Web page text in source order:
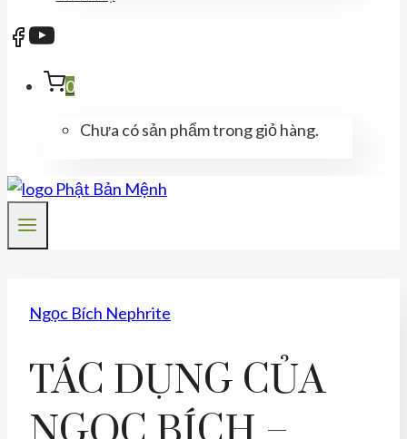
0
Chưa có sản phẩm trong giỏ hàng.
Ngọc Bích Nephrite
TÁC DỤNG CỦA